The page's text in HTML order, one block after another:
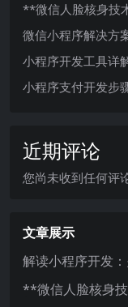
**微信人脸核身技
微信小程序解决方
小程序开发工具详
小程序支付开发步
近期评论
您尚未收到任何评论
文章展示
解读小程序开发
**微信人脸核身